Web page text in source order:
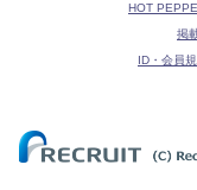
HOT
掲
ID・会員